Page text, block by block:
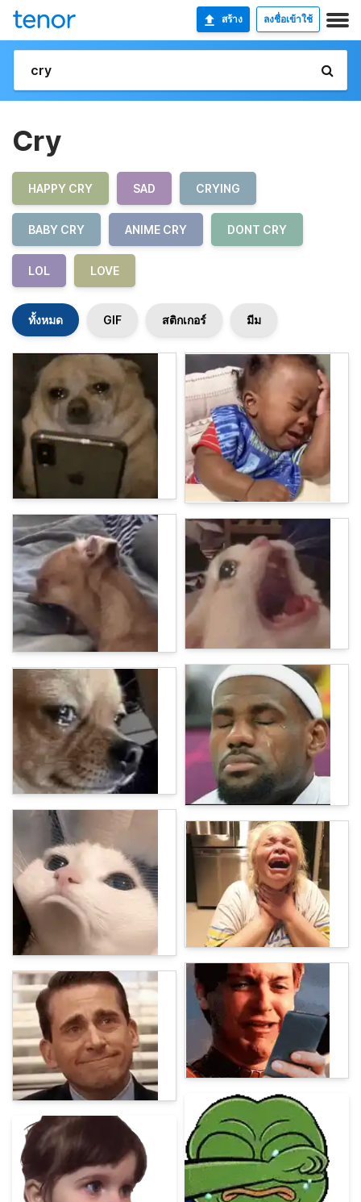
สร้าง ลงชื่อเข้าใช้
Cry
HAPPY CRY SAD CRYING
BABY CRY ANIME CRY DONT CRY
LOL LOVE
ทั้งหมด GIF สติกเกอร์ มีม